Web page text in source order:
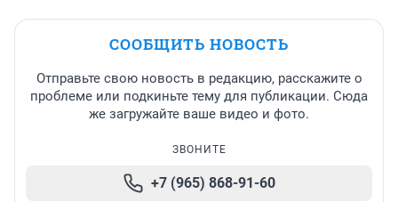
СООБЩИТЬ НОВОСТЬ
Отправьте свою новость в редакцию, расскажите о
проблеме или подкиньте тему для публикации. Сюда
же загружайте ваше видео и фото.
ЗВОНИТЕ
+7 (965) 868-91-60